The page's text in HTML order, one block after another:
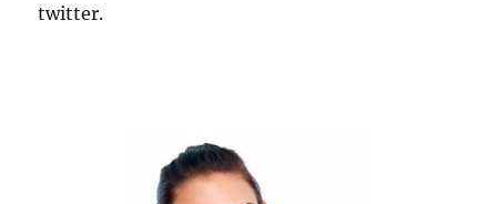
twitter.